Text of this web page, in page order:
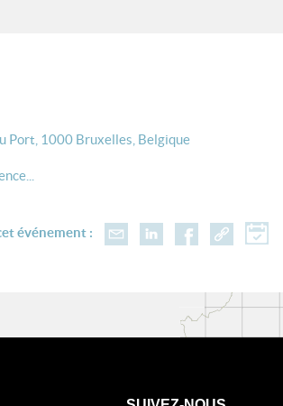
Port, 1000 Bruxelles, Belgique
événement :